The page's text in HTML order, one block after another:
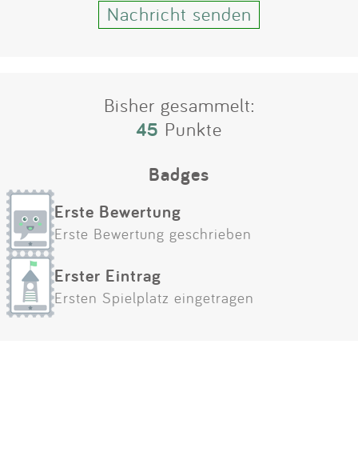
Nachricht senden
Bisher gesammelt:
45 Punkte
Badges
Erste Bewertung
Erste Bewertung geschrieben
Erster Eintrag
Ersten Spielplatz eingetragen